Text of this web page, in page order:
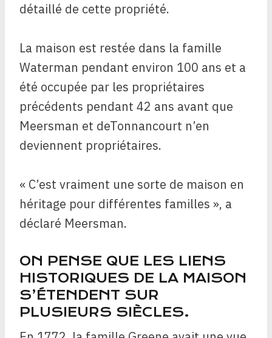
détaillé de cette propriété.
La maison est restée dans la famille
Waterman pendant environ 100 ans et a
été occupée par les propriétaires
précédents pendant 42 ans avant que
Meersman et deTonnancourt n’en
deviennent propriétaires.
« C’est vraiment une sorte de maison en
héritage pour différentes familles », a
déclaré Meersman.
ON PENSE QUE LES LIENS
HISTORIQUES DE LA MAISON
S’ÉTENDENT SUR
PLUSIEURS SIÈCLES.